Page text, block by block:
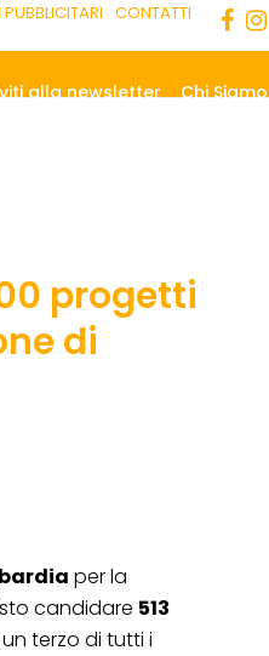
CONTATTI
alla newsletter Chi Siamo
progetti
di
per la
candidare 513
terzo di tutti i